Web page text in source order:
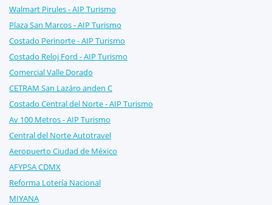
Walmart Pirules - AIP Turismo
Plaza San Marcos - AIP Turismo
Costado Perinorte - AIP Turismo
Costado Reloj Ford - AIP Turismo
Comercial Valle Dorado
CETRAM San Lazáro anden C
Costado Central del Norte - AIP Turismo
Av 100 Metros - AIP Turismo
Central del Norte Autotravel
Aeropuerto Ciudad de México
AFYPSA CDMX
Reforma Lotería Nacional
MIYANA